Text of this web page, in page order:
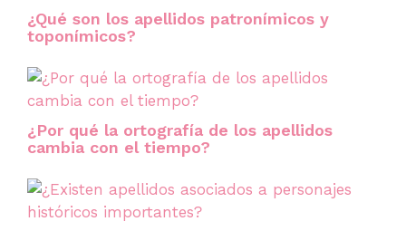
¿Qué son los apellidos patronímicos y
toponímicos?
¿Por qué la ortografía de los apellidos
cambia con el tiempo?